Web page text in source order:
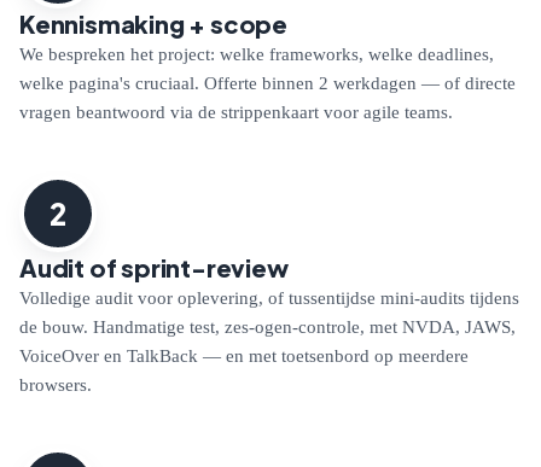
Kennismaking + scope
We bespreken het project: welke frameworks, welke deadlines,
welke pagina's cruciaal. Offerte binnen 2 werkdagen — of directe
vragen beantwoord via de strippenkaart voor agile teams.
2
Audit of sprint-review
Volledige audit voor oplevering, of tussentijdse mini-audits tijdens
de bouw. Handmatige test, zes-ogen-controle, met NVDA, JAWS,
VoiceOver en TalkBack — en met toetsenbord op meerdere
browsers.